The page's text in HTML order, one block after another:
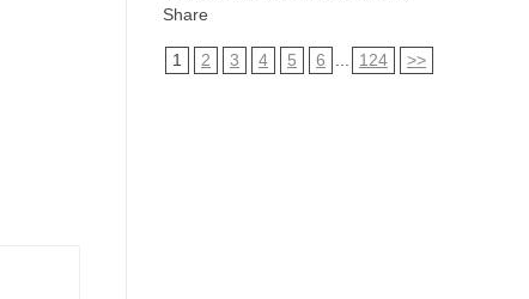
Share
1 2 3 4 5 6 124 >>